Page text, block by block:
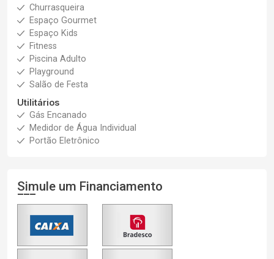
Churrasqueira
Espaço Gourmet
Espaço Kids
Fitness
Piscina Adulto
Playground
Salão de Festa
Utilitários
Gás Encanado
Medidor de Água Individual
Portão Eletrônico
Simule um Financiamento